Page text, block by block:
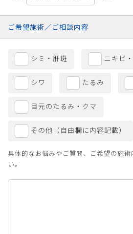
ご希望施術／ご相談内容
シミ・肝斑 ニキビ
シワ たるみ
目元のたるみ・クマ
その他（自由欄に内容記載）
具体的なお悩みやご質問、ご希望の施
い。